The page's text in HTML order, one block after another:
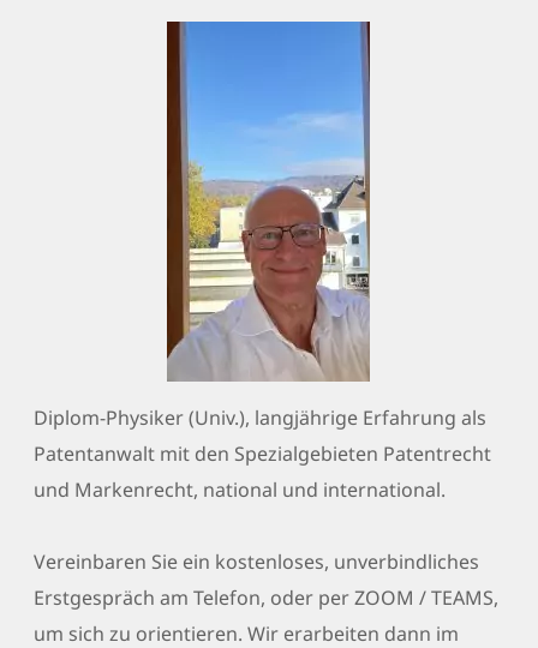
Diplom-Physiker (Univ.), langjährige Erfahrung als
Patentanwalt mit den Spezialgebieten Patentrecht
und Markenrecht, national und international.
Vereinbaren Sie ein kostenloses, unverbindliches
Erstgespräch am Telefon, oder per ZOOM / TEAMS,
um sich zu orientieren. Wir erarbeiten dann im